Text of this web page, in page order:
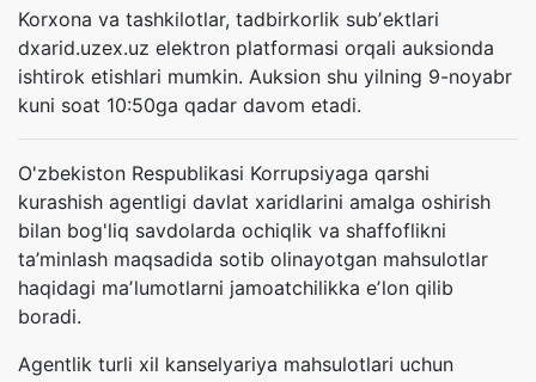
Korxona va tashkilotlar, tadbirkorlik subʼektlari
dxarid.uzex.uz elektron platformasi orqali auksionda
ishtirok etishlari mumkin. Аuksion shu yilning 9-noyabr
kuni soat 10:50ga qadar davom etadi.
O'zbekiston Respublikasi Korrupsiyaga qarshi
kurashish agentligi davlat xaridlarini amalga oshirish
bilan bog'liq savdolarda ochiqlik va shaffoflikni
ta’minlash maqsadida sotib olinayotgan mahsulotlar
haqidagi maʼlumotlarni jamoatchilikka eʼlon qilib
boradi.
Agentlik turli xil kanselyariya mahsulotlari uchun